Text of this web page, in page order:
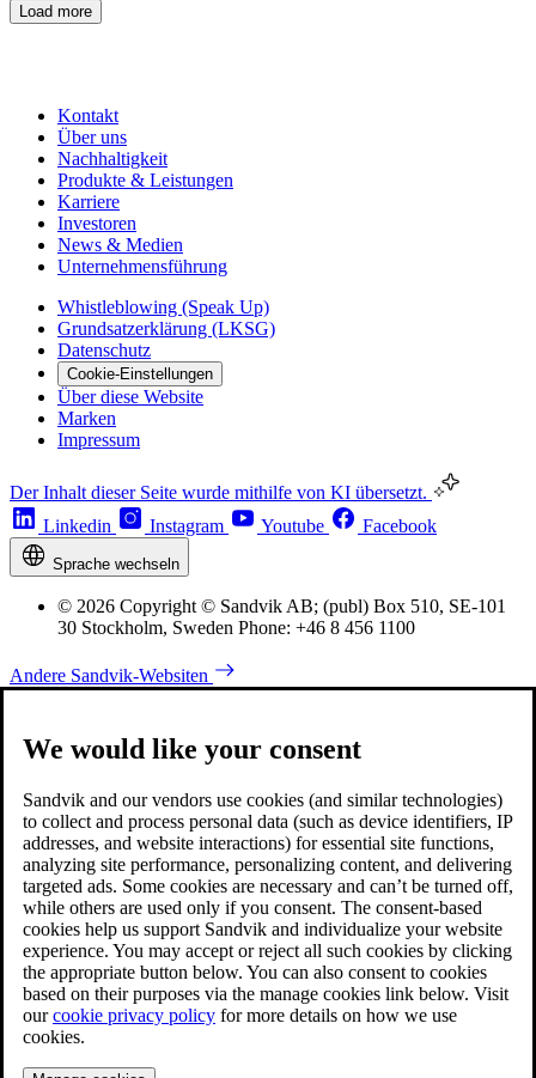
Load more
Kontakt
Über uns
Nachhaltigkeit
Produkte & Leistungen
Karriere
Investoren
News & Medien
Unternehmensführung
Whistleblowing (Speak Up)
Grundsatzerklärung (LKSG)
Datenschutz
Cookie-Einstellungen
Über diese Website
Marken
Impressum
Der Inhalt dieser Seite wurde mithilfe von KI übersetzt.
Linkedin
Instagram Youtube Facebook
Sprache wechseln
© 2026 Copyright © Sandvik AB; (publ) Box 510, SE-101
30 Stockholm, Sweden Phone: +46 8 456 1100
Andere Sandvik-Websiten
We would like your consent
Sandvik and our vendors use cookies (and similar technologies)
to collect and process personal data (such as device identifiers, IP
addresses, and website interactions) for essential site functions,
analyzing site performance, personalizing content, and delivering
targeted ads. Some cookies are necessary and can’t be turned off,
while others are used only if you consent. The consent-based
cookies help us support Sandvik and individualize your website
experience. You may accept or reject all such cookies by clicking
the appropriate button below. You can also consent to cookies
based on their purposes via the manage cookies link below. Visit
ourcookie privacy policy for more details on how we use
cookies.